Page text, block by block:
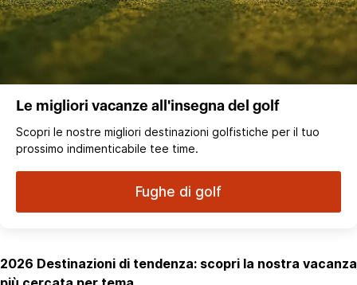
Le migliori vacanze all'insegna del golf
Scopri le nostre migliori destinazioni golfistiche per il tuo
prossimo indimenticabile tee time.
Fughe di golf
2026 Destinazioni di tendenza: scopri la nostra vacanza